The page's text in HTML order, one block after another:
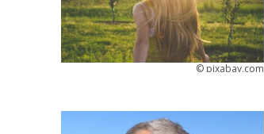
© pixabay.com